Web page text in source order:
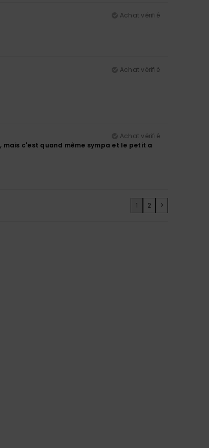
Achat vérifié
Achat vérifié
Achat vérifié
c'est quand même sympa et le petit a
1 2 >